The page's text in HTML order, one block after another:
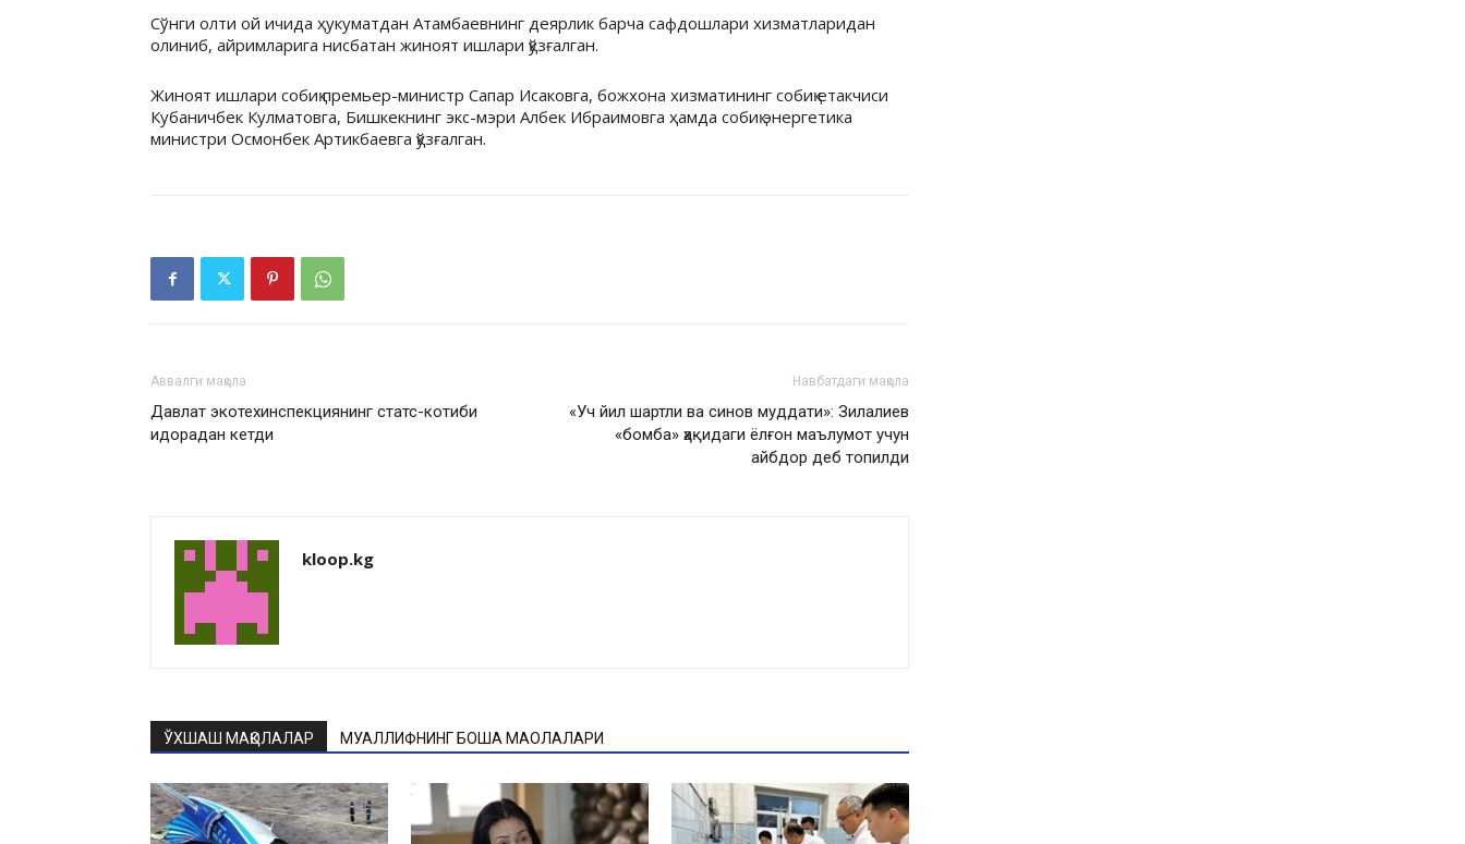
Сўнги олти ой ичида ҳукуматдан Атамбаевнинг деярлик барча сафдошлари хизматларидан
олиниб, айримларига нисбатан жиноят ишлари қўзғалган.
Жиноят ишлари собиқ премьер-министр Сапар Исаковга, божхона хизматининг собиқ етакчиси
Кубаничбек Кулматовга, Бишкекнинг экс-мэри Албек Ибраимовга ҳамда собиқ энергетика
министри Осмонбек Артикбаевга қўзғалган.
Аввалги мақола
Давлат экотехинспекциянинг статс-котиби
идорадан кетди
Навбатдаги мақола
«Уч йил шартли ва синов муддати»: Зилалиев
«бомба» ҳақидаги ёлғон маълумот учун
айбдор деб топилди
kloop.kg
ЎХШАШ МАҚОЛАЛАР МУАЛЛИФНИНГ БОШҚА МАҚОЛАЛАРИ